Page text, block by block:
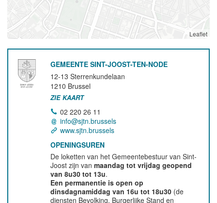
Leaflet
GEMEENTE SINT-JOOST-TEN-NODE
12-13 Sterrenkundelaan
1210 Brussel
ZIE KAART
02 220 26 11
info@sjtn.brussels
www.sjtn.brussels
OPENINGSUREN
De loketten van het Gemeentebestuur van Sint-
Joost zijn vanmaandag tot vrijdag geopend
van 8u30 tot 13u.
Een permanentie is open op
dinsdagnamiddag van 16u tot 18u30 (de
diensten Bevolking, Burgerlijke Stand en